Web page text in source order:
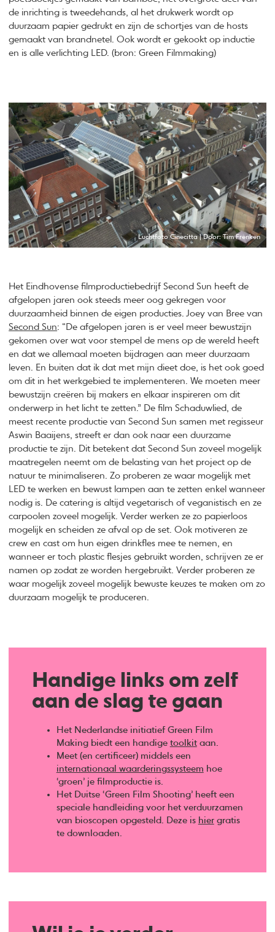
de inrichting is tweedehands, al het drukwerk wordt op
duurzaam papier gedrukt en zijn de schortjes van de hosts
gemaakt van brandnetel. Ook wordt er gekookt op inductie
en is alle verlichting LED. (bron: Green Filmmaking)
Luchtfoto Cinecitta | Door: Tim Frenken
Het Eindhovense filmproductiebedrijf Second Sun heeft de
afgelopen jaren ook steeds meer oog gekregen voor
duurzaamheid binnen de eigen producties. Joey van Bree van
Second Sun: “De afgelopen jaren is er veel meer bewustzijn
gekomen over wat voor stempel de mens op de wereld heeft
en dat we allemaal moeten bijdragen aan meer duurzaam
leven. En buiten dat ik dat met mijn dieet doe, is het ook goed
om dit in het werkgebied te implementeren. We moeten meer
bewustzijn creëren bij makers en elkaar inspireren om dit
onderwerp in het licht te zetten.” De film Schaduwlied, de
meest recente productie van Second Sun samen met regisseur
Aswin Baaijens, streeft er dan ook naar een duurzame
productie te zijn. Dit betekent dat Second Sun zoveel mogelijk
maatregelen neemt om de belasting van het project op de
natuur te minimaliseren. Zo proberen ze waar mogelijk met
LED te werken en bewust lampen aan te zetten enkel wanneer
nodig is. De catering is altijd vegetarisch of veganistisch en ze
carpoolen zoveel mogelijk. Verder werken ze zo papierloos
mogelijk en scheiden ze afval op de set. Ook motiveren ze
crew en cast om hun eigen drinkfles mee te nemen, en
wanneer er toch plastic flesjes gebruikt worden, schrijven ze er
namen op zodat ze worden hergebruikt. Verder proberen ze
waar mogelijk zoveel mogelijk bewuste keuzes te maken om zo
duurzaam mogelijk te produceren.
Handige links om zelf
aan de slag te gaan
Het Nederlandse initiatief Green Film
Making biedt een handige toolkitaan.
Meet (en certificeer) middels een
internationaal waarderingssysteem hoe
‘groen’ je filmproductie is.
Het Duitse ‘Green Film Shooting’ heeft een
speciale handleiding voor het verduurzamen
van bioscopen opgesteld. Deze is hiergratis
te downloaden.